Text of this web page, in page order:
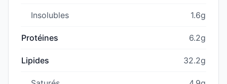
Insolubles 1.6g
Protéines 6.2g
Lipides 32.2g